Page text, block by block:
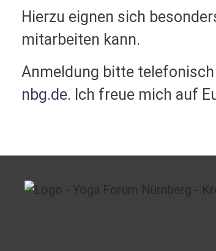
Hierzu eignen sich
mitarbeiten kann.
Anmeldung bitte
nbg.de. Ich freue mich auf